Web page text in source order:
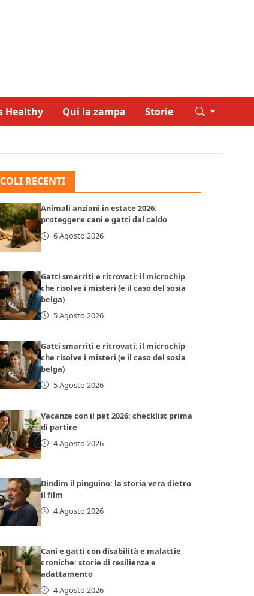
Healthy Qui la zampa Storie
RECENTI
Animali anziani in estate 2026:
proteggere cani e gatti dal caldo
6 Agosto 2026
Gatti smarriti e ritrovati: il microchip
che risolve i misteri (e il caso del sosia
belga)
5 Agosto 2026
Gatti smarriti e ritrovati: il microchip
che risolve i misteri (e il caso del sosia
belga)
5 Agosto 2026
Vacanze con il pet 2026: checklist prima
di partire
4 Agosto 2026
Dindim il pinguino: la storia vera dietro
il film
4 Agosto 2026
Cani e gatti con disabilità e malattie
croniche: storie di resilienza e
adattamento
4 Agosto 2026